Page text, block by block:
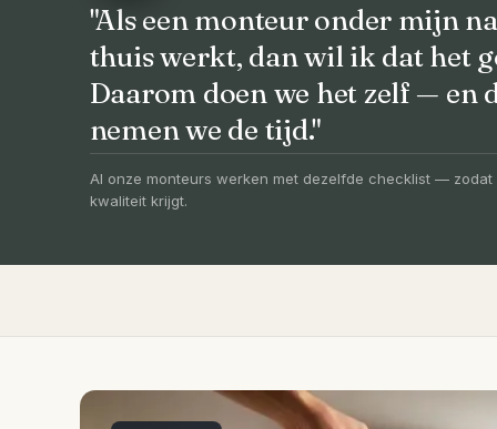
"Als een monteur onder mijn
thuis werkt, dan wil ik dat het
Daarom doen we het zelf — en
nemen we de tijd."
Al onze monteurs werken met dezelfde checklist —
kwaliteit krijgt.
VOORHEEN → NA
Uw
vernieuwd in